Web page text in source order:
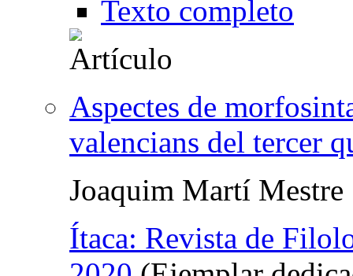
Texto completo
Aspectes de
valencians del tercer
Joaquim Martí Mestre
Ítaca: Revista de